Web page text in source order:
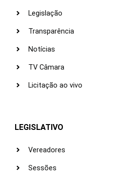
Legislação
Transparência
Notícias
TV Câmara
Licitação ao vivo
LEGISLATIVO
Vereadores
Sessões